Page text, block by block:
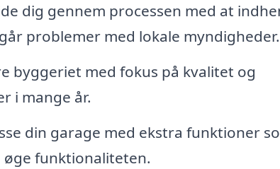
dig gennem processen med at
problemer med lokale myndigheder.
byggeriet med fokus på kvalitet og
i mange år.
din garage med ekstra funktioner
øge funktionaliteten.